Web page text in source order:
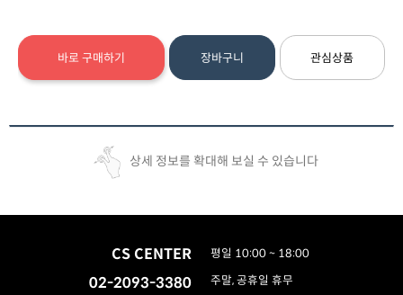
바로 구매하기 장바구니 관심상품
상세 정보를 확대해 보실 수 있습니다
CS CENTER
02-2093-3380
평일 10:00 ~ 18:00
주말, 공휴일 휴무